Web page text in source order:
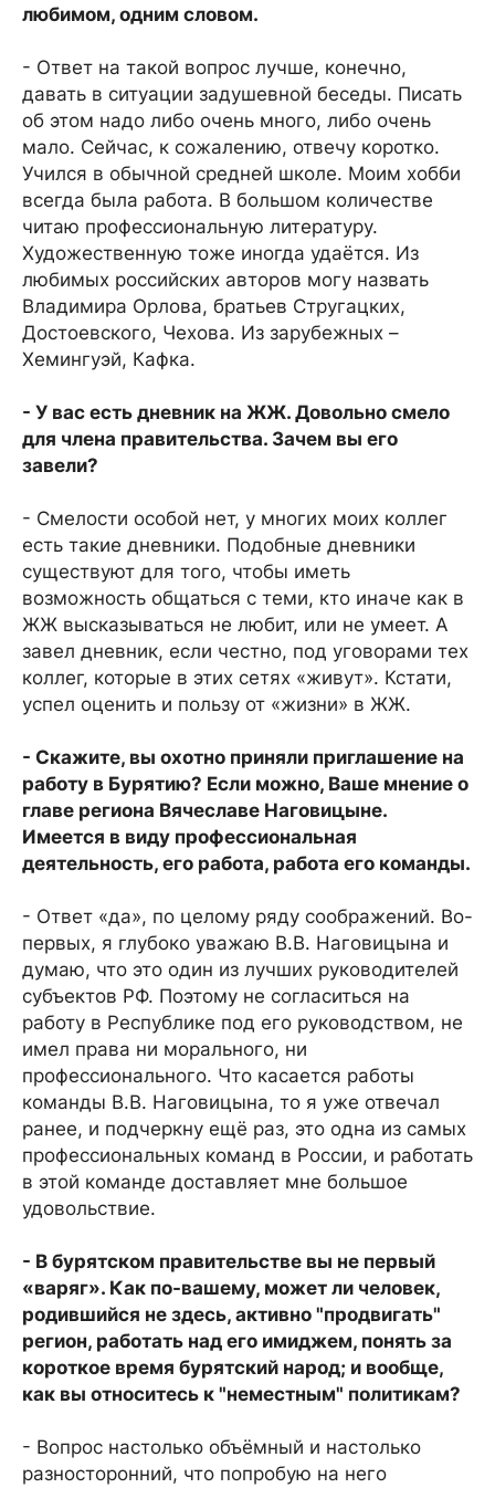
любимом, одним словом.
- Ответ на такой вопрос лучше, конечно,
давать в ситуации задушевной беседы. Писать
об этом надо либо очень много, либо очень
мало. Сейчас, к сожалению, отвечу коротко.
Учился в обычной средней школе. Моим хобби
всегда была работа. В большом количестве
читаю профессиональную литературу.
Художественную тоже иногда удаётся. Из
любимых российских авторов могу назвать
Владимира Орлова, братьев Стругацких,
Достоевского, Чехова. Из зарубежных –
Хемингуэй, Кафка.
- У вас есть дневник на ЖЖ. Довольно смело
для члена правительства. Зачем вы его
завели?
- Смелости особой нет, у многих моих коллег
есть такие дневники. Подобные дневники
существуют для того, чтобы иметь
возможность общаться с теми, кто иначе как в
ЖЖ высказываться не любит, или не умеет. А
завел дневник, если честно, под уговорами тех
коллег, которые в этих сетях «живут». Кстати,
успел оценить и пользу от «жизни» в ЖЖ.
- Скажите, вы охотно приняли приглашение на
работу в Бурятию? Если можно, Ваше мнение о
главе региона Вячеславе Наговицыне.
Имеется в виду профессиональная
деятельность, его работа, работа его команды.
- Ответ «да», по целому ряду соображений. Во-
первых, я глубоко уважаю В.В. Наговицына и
думаю, что это один из лучших руководителей
субъектов РФ. Поэтому не согласиться на
работу в Республике под его руководством, не
имел права ни морального, ни
профессионального. Что касается работы
команды В.В. Наговицына, то я уже отвечал
ранее, и подчеркну ещё раз, это одна из самых
профессиональных команд в России, и работать
в этой команде доставляет мне большое
удовольствие.
- В бурятском правительстве вы не первый
«варяг». Как по-вашему, может ли человек,
родившийся не здесь, активно "продвигать"
регион, работать над его имиджем, понять за
короткое время бурятский народ; и вообще,
как вы относитесь к "неместным" политикам?
- Вопрос настолько объёмный и настолько
разносторонний, что попробую на него